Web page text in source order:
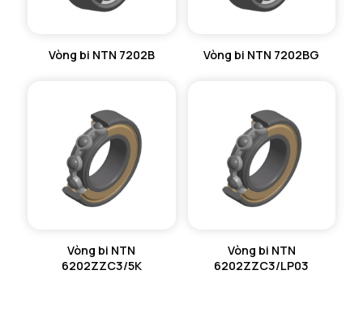
Vòng bi NTN 7202B Vòng bi NTN 7202BG
Vòng bi NTN
6202ZZC3/5K
Vòng bi NTN
6202ZZC3/LP03